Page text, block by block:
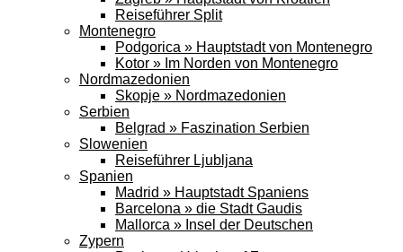
Reiseführer Split
Montenegro
Podgorica » Hauptstadt von Montenegro
Kotor » Im Norden von Montenegro
Nordmazedonien
Skopje » Nordmazedonien
Serbien
Belgrad » Faszination Serbien
Slowenien
Reiseführer Ljubljana
Spanien
Madrid » Hauptstadt Spaniens
Barcelona » die Stadt Gaudis
Mallorca » Insel der Deutschen
Zypern